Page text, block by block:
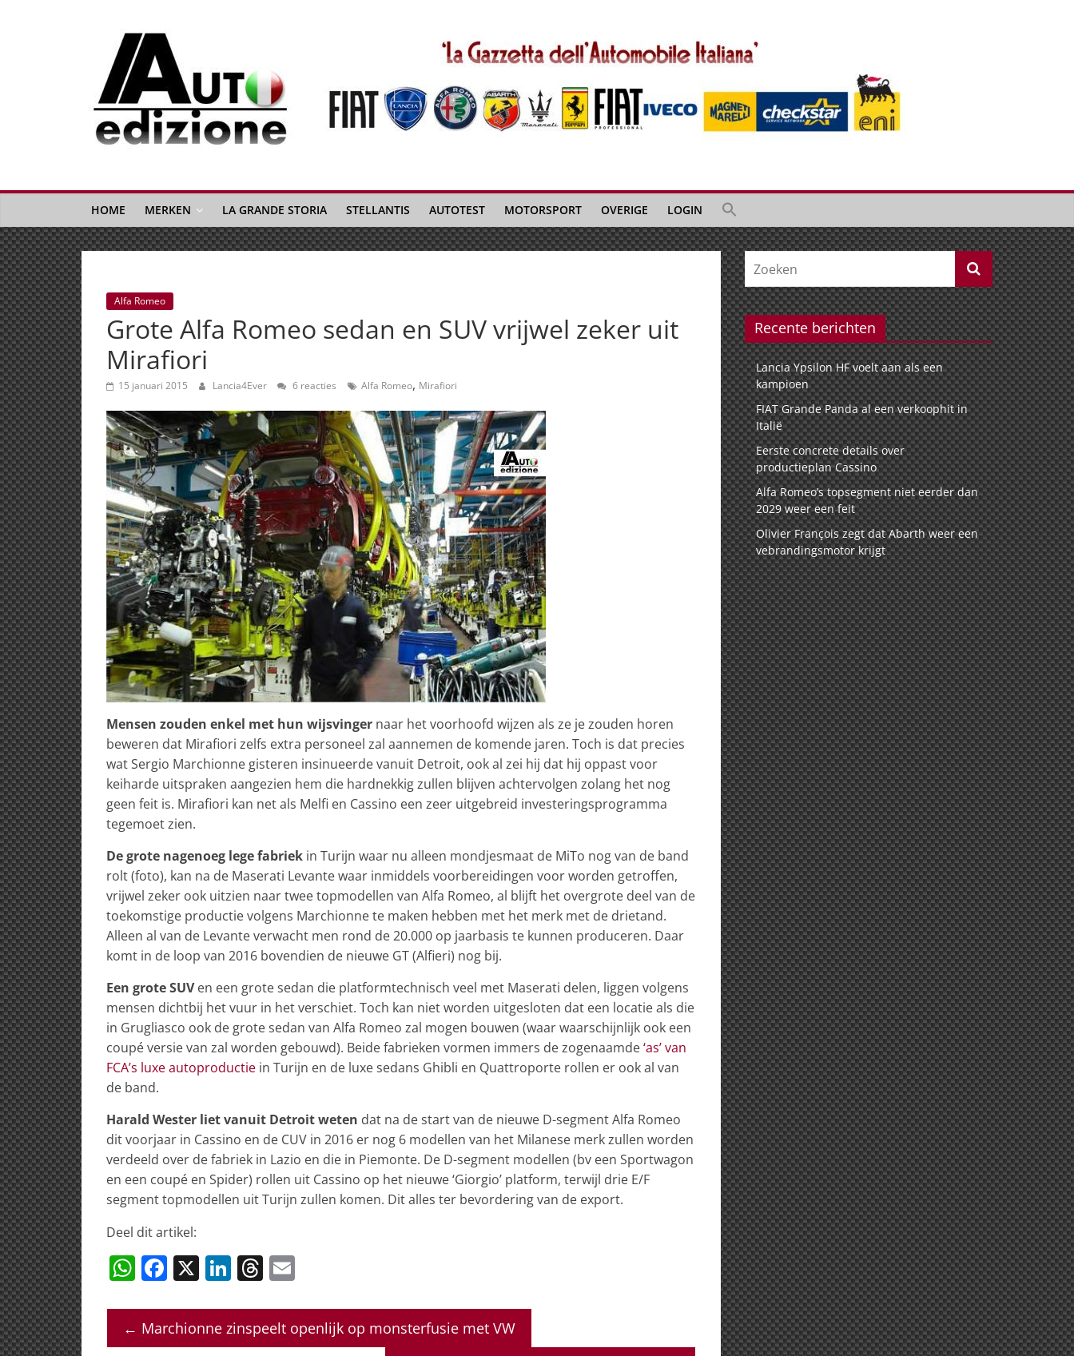
Auto
Edizione
La
Gazetta
dell'Automobile
Italiana
|
Italiaans
autonieuws
&
lifestyle
HOME MERKEN LA GRANDE STORIA STELLANTIS AUTOTEST MOTORSPORT OVERIGE LOGIN
Alfa Romeo
Grote Alfa Romeo sedan en SUV vrijwel zeker uit
Mirafiori
15 januari 2015 Lancia4Ever 6 reacties Alfa Romeo, Mirafiori
Mensen zouden enkel met hun wijsvinger naar het voorhoofd wijzen als ze je zouden horen
beweren dat Mirafiori zelfs extra personeel zal aannemen de komende jaren. Toch is dat precies
wat Sergio Marchionne gisteren insinueerde vanuit Detroit, ook al zei hij dat hij oppast voor
keiharde uitspraken aangezien hem die hardnekkig zullen blijven achtervolgen zolang het nog
geen feit is. Mirafiori kan net als Melfi en Cassino een zeer uitgebreid investeringsprogramma
tegemoet zien.
De grote nagenoeg lege fabriek in Turijn waar nu alleen mondjesmaat de MiTo nog van de band
rolt (foto), kan na de Maserati Levante waar inmiddels voorbereidingen voor worden getroffen,
vrijwel zeker ook uitzien naar twee topmodellen van Alfa Romeo, al blijft het overgrote deel van de
toekomstige productie volgens Marchionne te maken hebben met het merk met de drietand.
Alleen al van de Levante verwacht men rond de 20.000 op jaarbasis te kunnen produceren. Daar
komt in de loop van 2016 bovendien de nieuwe GT (Alfieri) nog bij.
Een grote SUVen een grote sedan die platformtechnisch veel met Maserati delen, liggen volgens
mensen dichtbij het vuur in het verschiet. Toch kan niet worden uitgesloten dat een locatie als die
in Grugliasco ook de grote sedan van Alfa Romeo zal mogen bouwen (waar waarschijnlijk ook een
coupé versie van zal worden gebouwd). Beide fabrieken vormen immers de zogenaamde‘as’ van
FCA’s luxe autoproductie in Turijn en de luxe sedans Ghibli en Quattroporte rollen er ook al van
de band.
Harald Wester liet vanuit Detroit weten dat na de start van de nieuwe D-segment Alfa Romeo
dit voorjaar in Cassino en de CUV in 2016 er nog 6 modellen van het Milanese merk zullen worden
verdeeld over de fabriek in Lazio en die in Piemonte. De D-segment modellen (bv een Sportwagon
en een coupé en Spider) rollen uit Cassino op het nieuwe ‘Giorgio’ platform, terwijl drie E/F
segment topmodellen uit Turijn zullen komen. Dit alles ter bevordering van de export.
Deel dit artikel:
W
at
s
F
c
e
X Li
k
e
T
re
a
ai
l
← Marchionne zinspeelt openlijk op monsterfusie met VW
Recente berichten
Lancia Ypsilon HF voelt aan als een
kampioen
FIAT Grande Panda al een verkoophit in
Italië
Eerste concrete details over
productieplan Cassino
Alfa Romeo’s topsegment niet eerder dan
2029 weer een feit
Olivier François zegt dat Abarth weer een
vebrandingsmotor krijgt